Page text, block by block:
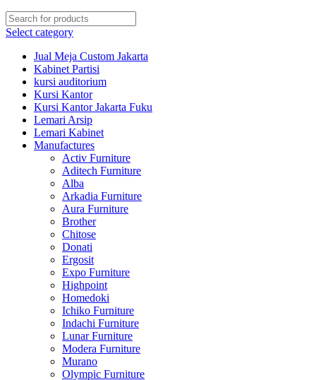
Select category
Jual Meja Custom Jakarta
Kabinet Partisi
kursi auditorium
Kursi Kantor
Kursi Kantor Jakarta Fuku
Lemari Arsip
Lemari Kabinet
Manufactures
Activ Furniture
Aditech Furniture
Alba
Arkadia Furniture
Aura Furniture
Brother
Chitose
Donati
Ergosit
Expo Furniture
Highpoint
Homedoki
Ichiko Furniture
Indachi Furniture
Lunar Furniture
Modera Furniture
Murano
Olympic Furniture